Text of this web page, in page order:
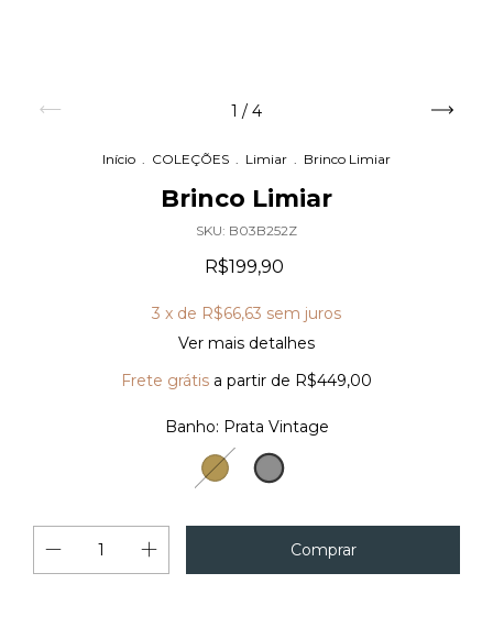
1 / 4
Início . COLEÇÕES . Limiar . Brinco Limiar
Brinco Limiar
SKU: B03B252Z
R$199,90
3 x de R$66,63 sem juros
Ver mais detalhes
Frete grátis a partir de R$449,00
Banho: Prata Vintage
Ouro
Vintage
Prata
Vintage